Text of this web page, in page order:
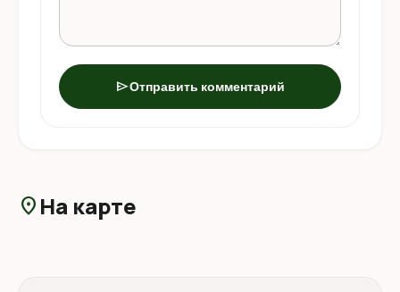
sendОтправить комментарий
location_on На карте